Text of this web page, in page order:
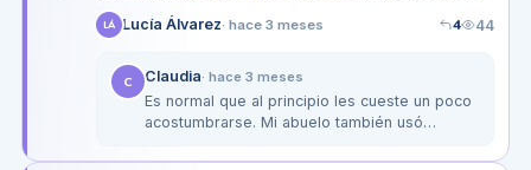
algunos cambios. Al principio, estaba bastante
escéptico y le costaba adaptarse a la…
LÁ Lucía Álvarez· hace 3 meses 4 44
C Claudia· hace 3 meses
Es normal que al principio les cueste un poco
acostumbrarse. Mi abuelo también usó
quejaba de molestias, pero con…